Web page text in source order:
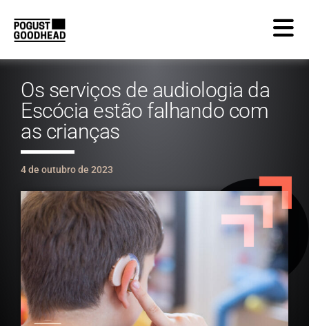
Os serviços de audiologia da
Escócia estão falhando com
as crianças
4 de outubro de 2023